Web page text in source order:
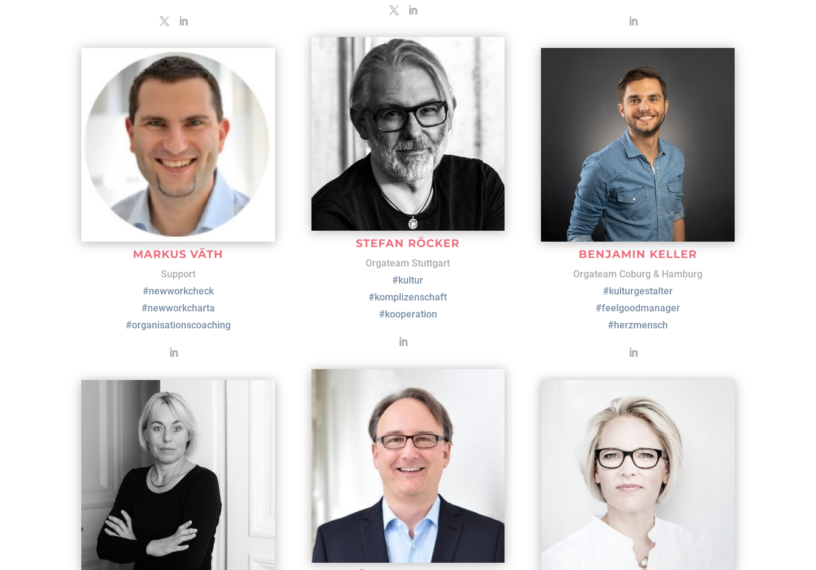
MARKUS VÄTH
Support
#newworkcheck
#newworkcharta
#organisationscoaching
STEFAN RÖCKER
Orgateam Stuttgart
#kultur
#komplizenschaft
#kooperation
BENJAMIN KELLER
Orgateam Coburg & Hamburg
#kulturgestalter
#feelgoodmanager
#herzmensch